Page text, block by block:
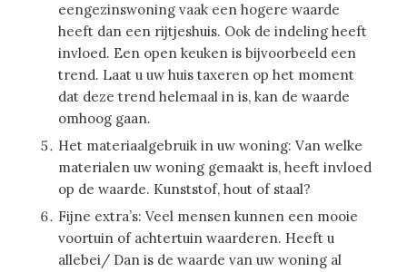
eengezinswoning vaak een hogere waarde
heeft dan een rijtjeshuis. Ook de indeling heeft
invloed. Een open keuken is bijvoorbeeld een
trend. Laat u uw huis taxeren op het moment
dat deze trend helemaal in is, kan de waarde
omhoog gaan.
Het materiaalgebruik in uw woning: Van welke
materialen uw woning gemaakt is, heeft invloed
op de waarde. Kunststof, hout of staal?
Fijne extra’s: Veel mensen kunnen een mooie
voortuin of achtertuin waarderen. Heeft u
allebei/ Dan is de waarde van uw woning al